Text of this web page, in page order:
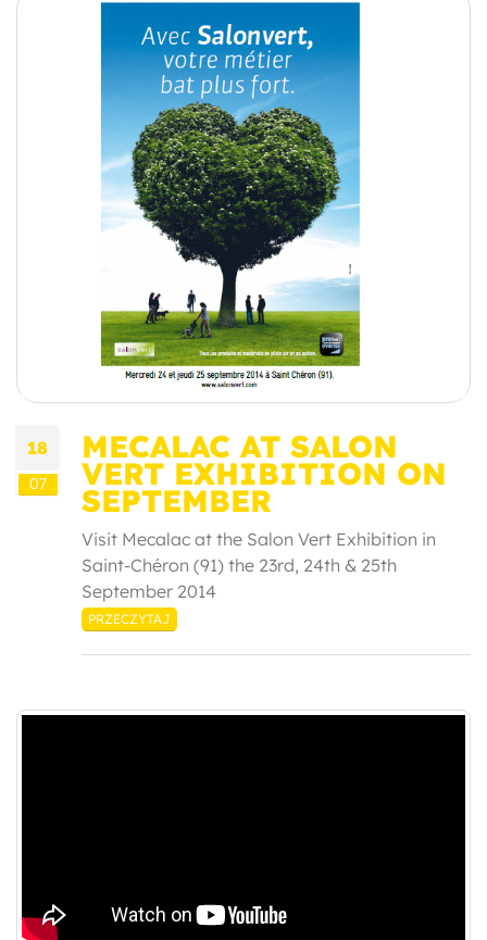
18
07
MECALAC AT SALON
VERT EXHIBITION ON
SEPTEMBER
Visit Mecalac at the Salon Vert Exhibition in
Saint-Chéron (91) the 23rd, 24th & 25th
September 2014
PRZECZYTAJ